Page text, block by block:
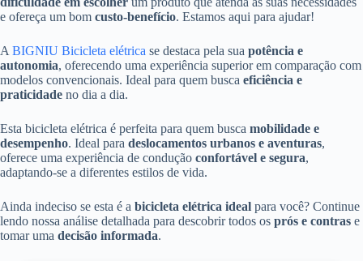
e ofereça um bom custo-benefício. Estamos aqui para ajudar!
A BIGNIU Bicicleta elétrica se destaca pela sua potência e
autonomia, oferecendo uma experiência superior em comparação com
modelos convencionais. Ideal para quem busca eficiência e
praticidade no dia a dia.
Esta bicicleta elétrica é perfeita para quem busca mobilidade e
desempenho. Ideal para deslocamentos urbanos e aventuras,
oferece uma experiência de condução confortável e segura,
adaptando-se a diferentes estilos de vida.
Ainda indeciso se esta é a bicicleta elétrica ideal para você? Continue
lendo nossa análise detalhada para descobrir todos os prós e contras e
tomar uma decisão informada.